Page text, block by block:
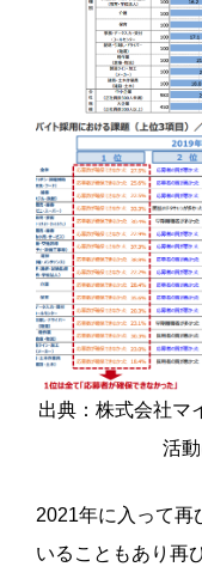
出典：株式会社マ
活
2021年に入って再
いることもあり再